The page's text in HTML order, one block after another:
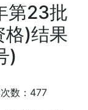
第23批
格)结果
)
数：477